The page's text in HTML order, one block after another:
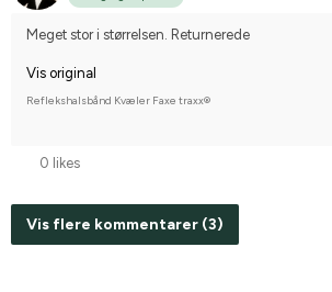
Meget stor i størrelsen. Returnerede
Vis original
Reflekshalsbånd Kvæler Faxe traxx®
0 likes
Vis flere kommentarer (3)